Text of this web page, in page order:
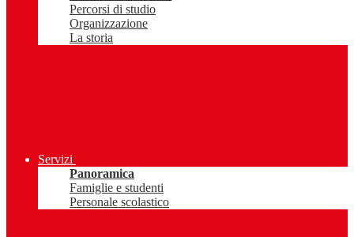
Percorsi di studio
Organizzazione
La storia
Servizi
Panoramica
Famiglie e studenti
Personale scolastico